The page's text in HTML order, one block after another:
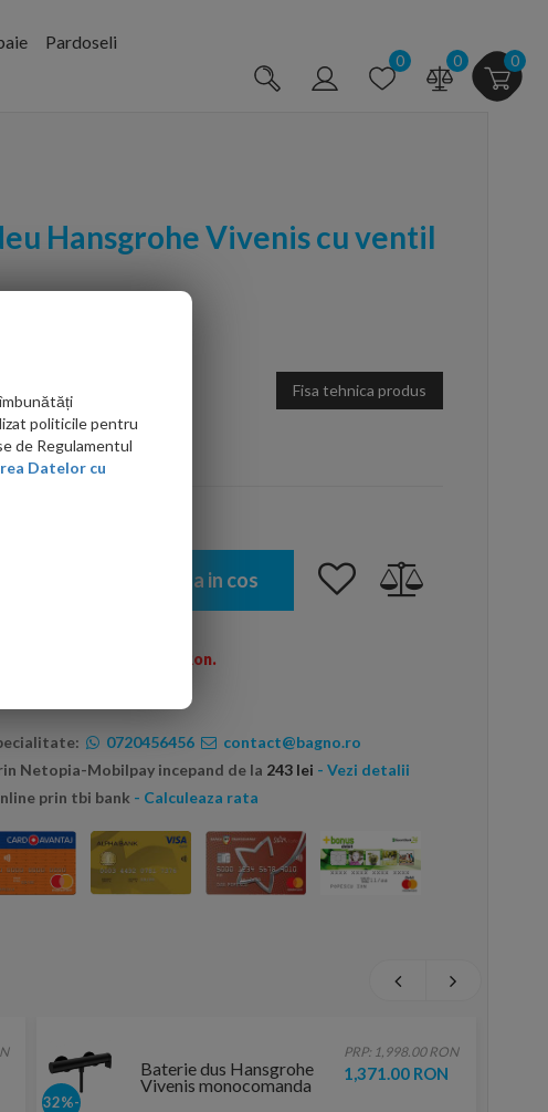
Pardoseli
0 0 0
Hansgrohe Vivenis cu ventil
Fisa tehnica produs
parte mai ieftin?
Adauga in cos
la comenzi peste 600 Ron.
0720456456
contact@bagno.ro
Netopia-Mobilpay incepand de la 243 lei - Vezi detalii
prin tbi bank - Calculeaza rata
-32%
Baterie dus Hansgrohe
Vivenis monocomanda
PRP: 1,998.00 RON
1,371.00 RON
politicile pentru
de Regulamentul
Datelor cu